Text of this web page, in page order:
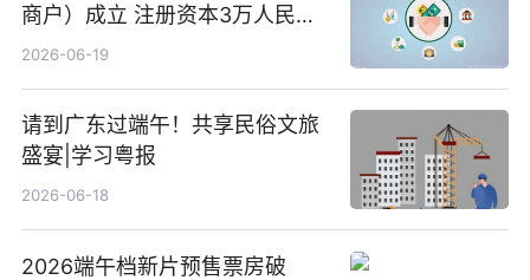
商户）成立 注册资本3万人民币
新要闻
2026-06-19
请到广东过端午！共享民俗文旅
盛宴|学习粤报
2026-06-18
2026端午档新片预售票房破